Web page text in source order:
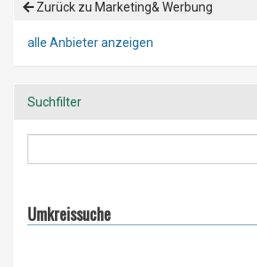
Zurück zu Marketing& Werbung
alle Anbieter anzeigen
Suchfilter
Umkreissuche